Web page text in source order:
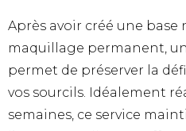
Après avoir créé une
maquillage permanent,
permet de préserver la
vos sourcils. Idéalement
semaines, ce service